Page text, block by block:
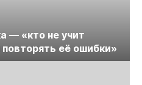
— «кто не учит
её ошибки»